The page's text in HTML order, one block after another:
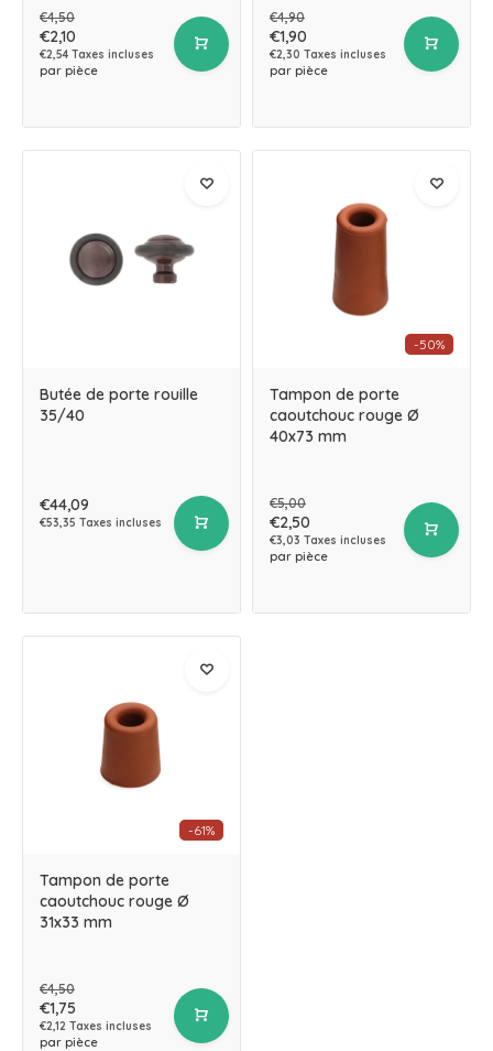
€4,50
€2,10
€2,54 Taxes incluses
par pièce
€4,90
€1,90
€2,30 Taxes incluses
par pièce
Butée de porte rouille
35/40
€44,09
€53,35 Taxes incluses
-50%
Tampon de porte
caoutchouc rouge Ø
40x73 mm
€5,00
€2,50
€3,03 Taxes incluses
par pièce
-61%
Tampon de porte
caoutchouc rouge Ø
31x33 mm
€4,50
€1,75
€2,12 Taxes incluses
par pièce